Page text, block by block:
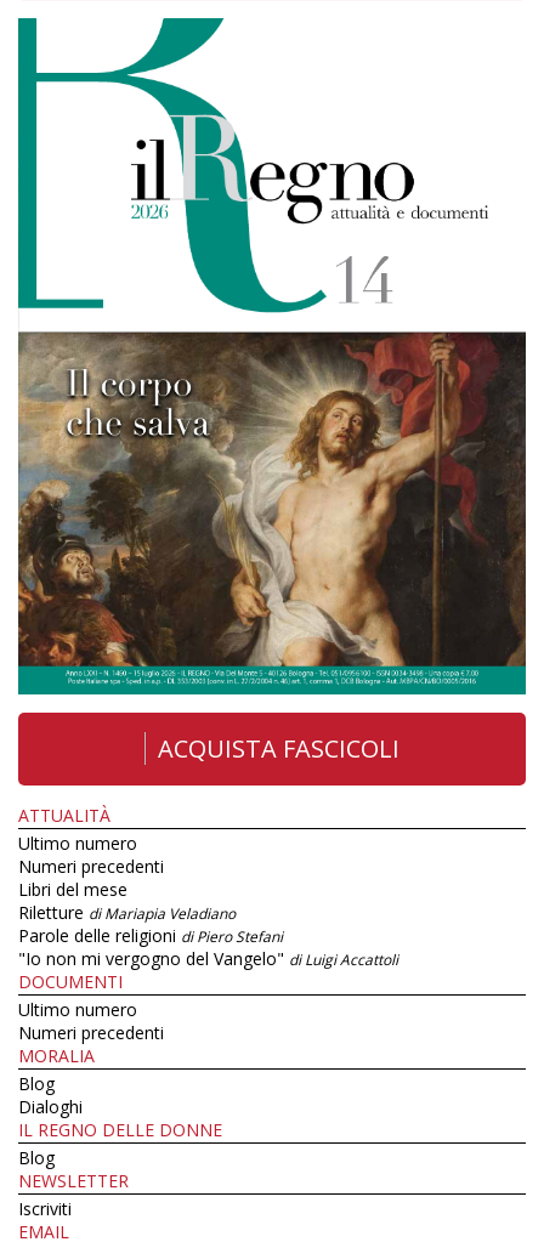
ACQUISTA FASCICOLI
ATTUALITÀ
Ultimo numero
Numeri precedenti
Libri del mese
Riletture di Mariapia Veladiano
Parole delle religioni di Piero Stefani
"Io non mi vergogno del Vangelo" di Luigi Accattoli
DOCUMENTI
Ultimo numero
Numeri precedenti
MORALIA
Blog
Dialoghi
IL REGNO DELLE DONNE
Blog
NEWSLETTER
Iscriviti
EMAIL